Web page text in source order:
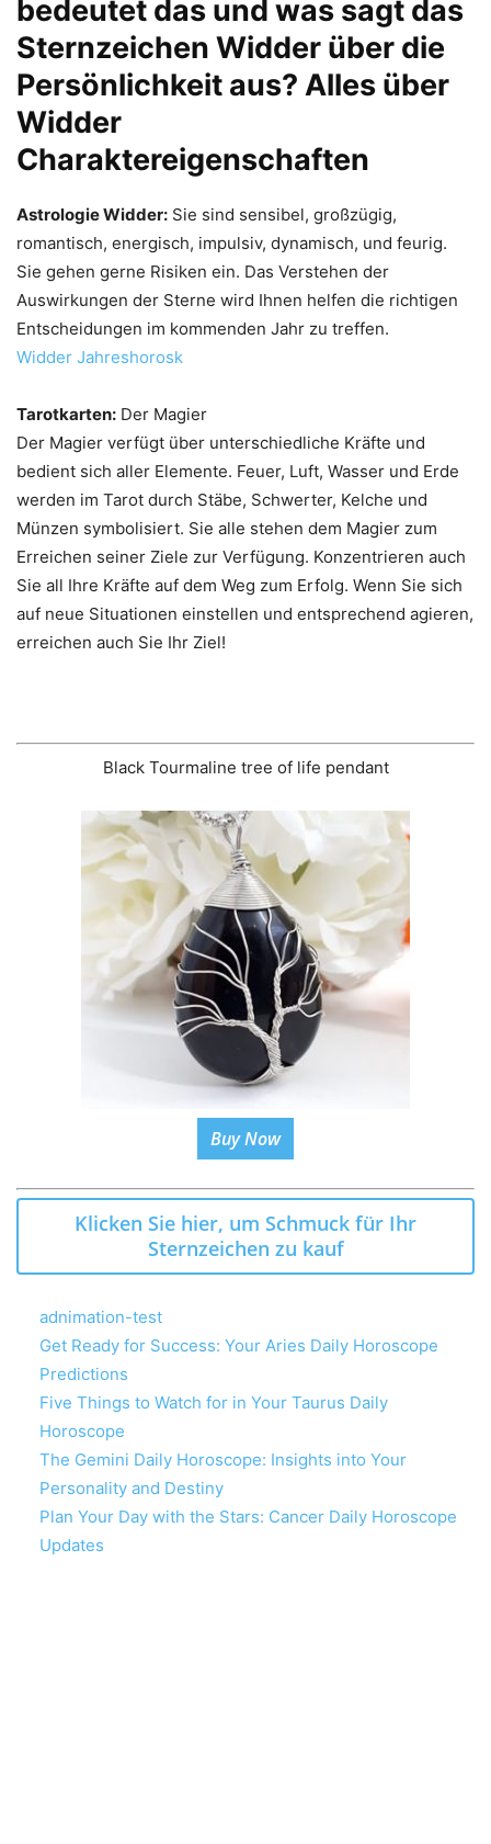
bedeutet das und was sagt das
Sternzeichen Widder über die
Persönlichkeit aus? Alles über
Widder
Charaktereigenschaften
Astrologie Widder: Sie sind sensibel, großzügig,
romantisch, energisch, impulsiv, dynamisch, und feurig.
Sie gehen gerne Risiken ein. Das Verstehen der
Auswirkungen der Sterne wird Ihnen helfen die richtigen
Entscheidungen im kommenden Jahr zu treffen.
Widder Jahreshorosk
Tarotkarten: Der Magier
Der Magier verfügt über unterschiedliche Kräfte und
bedient sich aller Elemente. Feuer, Luft, Wasser und Erde
werden im Tarot durch Stäbe, Schwerter, Kelche und
Münzen symbolisiert. Sie alle stehen dem Magier zum
Erreichen seiner Ziele zur Verfügung. Konzentrieren auch
Sie all Ihre Kräfte auf dem Weg zum Erfolg. Wenn Sie sich
auf neue Situationen einstellen und entsprechend agieren,
erreichen auch Sie Ihr Ziel!
Black Tourmaline tree of life pendant
Buy Now
Klicken Sie hier, um Schmuck für Ihr
Sternzeichen zu kauf
adnimation-test
Get Ready for Success: Your Aries Daily Horoscope
Predictions
Five Things to Watch for in Your Taurus Daily
Horoscope
The Gemini Daily Horoscope: Insights into Your
Personality and Destiny
Plan Your Day with the Stars: Cancer Daily Horoscope
Updates